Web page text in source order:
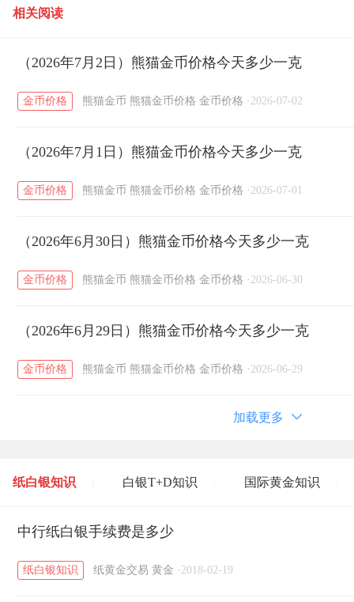
相关阅读
（2026年7月2日）熊猫金币价格今天多少一克
金币价格 熊猫金币 熊猫金币价格 金币价格 · 2026-07-02
（2026年7月1日）熊猫金币价格今天多少一克
金币价格 熊猫金币 熊猫金币价格 金币价格 · 2026-07-01
（2026年6月30日）熊猫金币价格今天多少一克
金币价格 熊猫金币 熊猫金币价格 金币价格 · 2026-06-30
（2026年6月29日）熊猫金币价格今天多少一克
金币价格 熊猫金币 熊猫金币价格 金币价格 · 2026-06-29
加载更多
纸白银知识 白银T+D知识 国际黄金知识
黄金T+D知识 / 粤贵银知识
中行纸白银手续费是多少
纸白银知识 纸黄金交易 黄金 · 2018-02-19